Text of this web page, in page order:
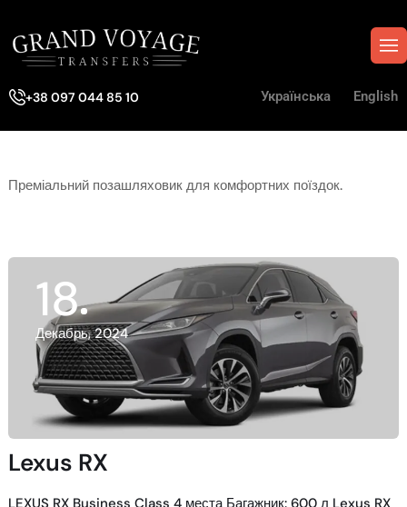
+38 097 044 85 10 Українська English
Преміальний позашляховик для комфортних поїздок.
18
Декабрь, 2024
Lexus RX